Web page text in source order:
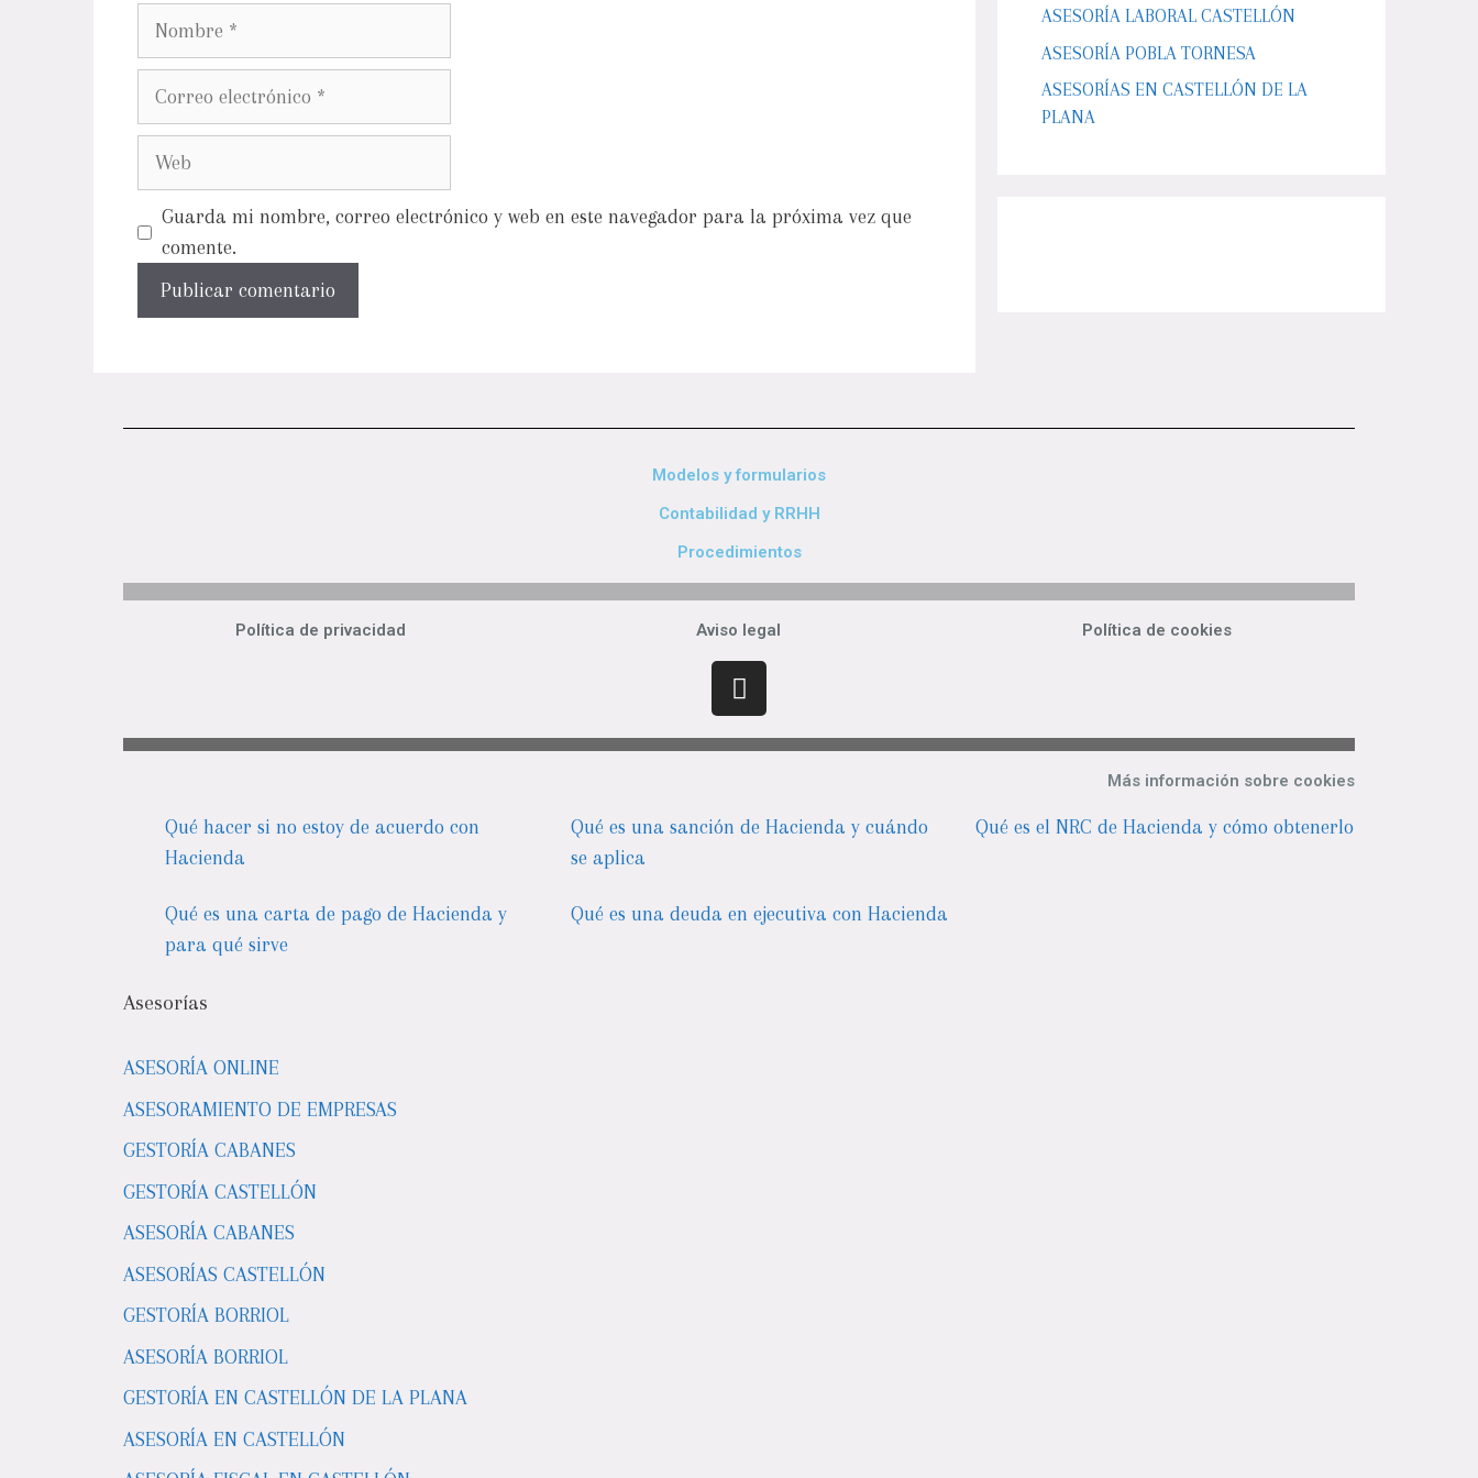
Guarda mi nombre, correo electrónico y web en este navegador para la próxima vez que
comente.
ASESORÍA LABORAL CASTELLÓN
ASESORÍA POBLA TORNESA
ASESORÍAS EN CASTELLÓN DE LA
PLANA
Modelos y formularios
Contabilidad y RRHH
Procedimientos
Política de privacidad Aviso legal Política de cookies
Más información sobre cookies
Qué hacer si no estoy de acuerdo con
Hacienda
Qué es una sanción de Hacienda y cuándo
se aplica
Qué es el NRC de Hacienda y cómo obtenerlo
Qué es una carta de pago de Hacienda y
para qué sirve
Qué es una deuda en ejecutiva con Hacienda
Asesorías
ASESORÍA ONLINE
ASESORAMIENTO DE EMPRESAS
GESTORÍA CABANES
GESTORÍA CASTELLÓN
ASESORÍA CABANES
ASESORÍAS CASTELLÓN
GESTORÍA BORRIOL
ASESORÍA BORRIOL
GESTORÍA EN CASTELLÓN DE LA PLANA
ASESORÍA EN CASTELLÓN